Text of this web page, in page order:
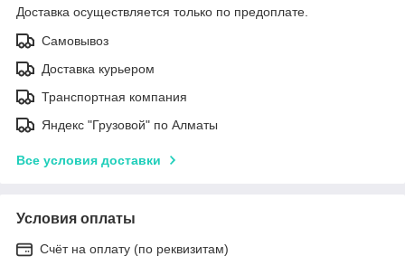
Доставка осуществляется только по предоплате.
Самовывоз
Доставка курьером
Транспортная компания
Яндекс "Грузовой" по Алматы
Все условия доставки
Условия оплаты
Счёт на оплату (по реквизитам)